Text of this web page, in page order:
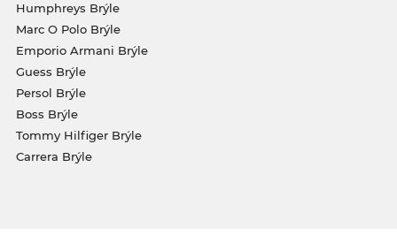
Humphreys Brýle
Marc O Polo Brýle
Emporio Armani Brýle
Guess Brýle
Persol Brýle
Boss Brýle
Tommy Hilfiger Brýle
Carrera Brýle